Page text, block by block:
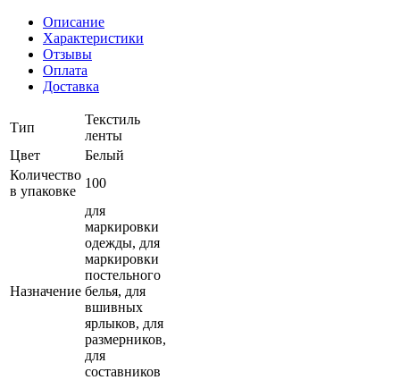
Описание
Характеристики
Отзывы
Оплата
Доставка
Тип
Текстиль
ленты
Цвет
Белый
Количество
в упаковке
100
Назначение
для
маркировки
одежды, для
маркировки
постельного
белья, для
вшивных
ярлыков, для
размерников,
для
составников